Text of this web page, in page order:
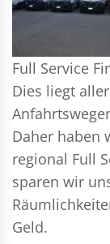
Full Service
Dies liegt
Daher haben
regional Full
sparen wir
Geld.